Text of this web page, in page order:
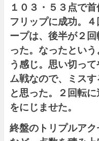
１０３・５３点で
フリップに成功。
ープは、後半が２
った。なったとい
う感じ。思い切っ
ム戦なので、ミス
と思った。２回転
をにじませた。
終盤のトリプルア